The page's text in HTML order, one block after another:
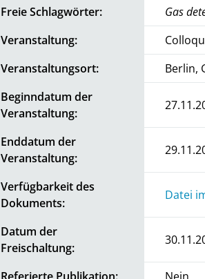
Freie Schlagwörter:
Gas
Veranstaltung:
Veranstaltungsort:
Berlin,
Beginndatum der
Veranstaltung:
Enddatum der
Veranstaltung:
Verfügbarkeit des
Dokuments:
Datei
Datum der
Freischaltung: